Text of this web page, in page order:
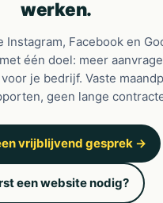
werken.
Instagram, Facebook en
één doel: meer
je bedrijf. Vaste
geen lange
vrijblijvend gesprek →
een website nodig?